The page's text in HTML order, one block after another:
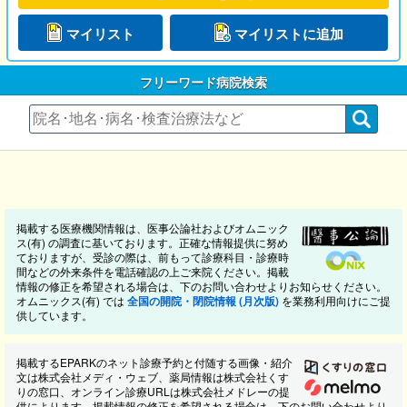
マイリスト マイリストに追加
フリーワード病院検索
掲載する医療機関情報は、医事公論社およびオムニック
ス(有) の調査に基いております。正確な情報提供に努め
ておりますが、受診の際は、前もって診療科目・診療時
間などの外来条件を電話確認の上ご来院ください。掲載
情報の修正を希望される場合は、下のお問い合わせよりお知らせください。
オムニックス(有) では 全国の開院・閉院情報 (月次版) を業務利用向けにご提
供しています。
掲載するEPARKのネット診療予約と付随する画像・紹介
文は株式会社メディ・ウェブ、薬局情報は株式会社くす
りの窓口、オンライン診療URLは株式会社メドレーの提